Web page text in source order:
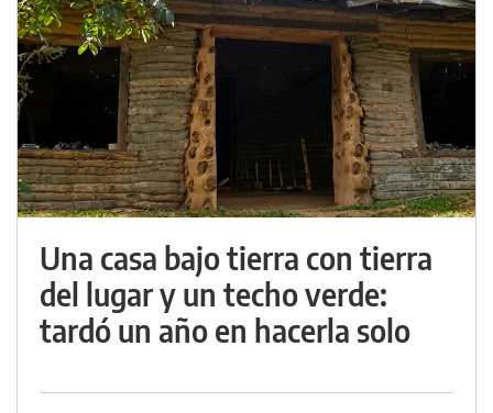
Una casa bajo tierra con tierra
del lugar y un techo verde:
tardó un año en hacerla solo